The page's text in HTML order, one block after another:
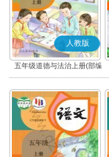
人教版
五年级道德与法治上册(部编
版)